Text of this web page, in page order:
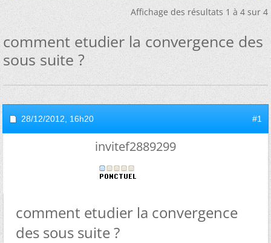
Affichage des résultats 1 à 4 sur 4
comment etudier la convergence des
sous suite ?
28/12/2012, 16h20 #1
invitef2889299
comment etudier la convergence
des sous suite ?